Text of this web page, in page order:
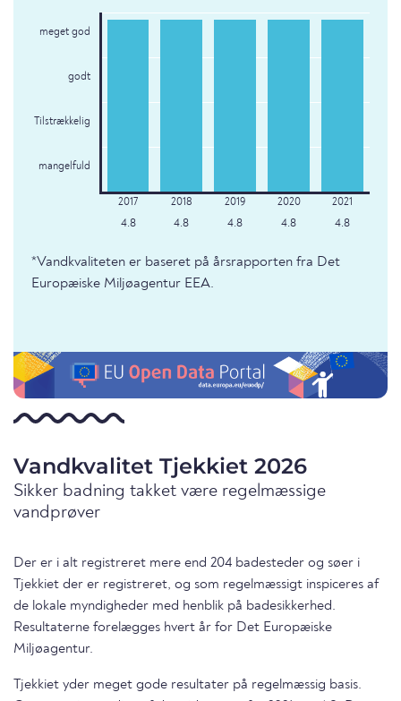
meget god
godt
Tilstrækkelig
mangelfuld
4.8 4.8 4.8 4.8 4.8
*Vandkvaliteten er baseret på årsrapporten fra Det
Europæiske Miljøagentur EEA.
Vandkvalitet Tjekkiet 2026
Sikker badning takket være regelmæssige
vandprøver
Der er i alt registreret mere end 204 badesteder og søer i
Tjekkiet der er registreret, og som regelmæssigt inspiceres af
de lokale myndigheder med henblik på badesikkerhed.
Resultaterne forelægges hvert år for Det Europæiske
Miljøagentur.
Tjekkiet yder meget gode resultater på regelmæssig basis.